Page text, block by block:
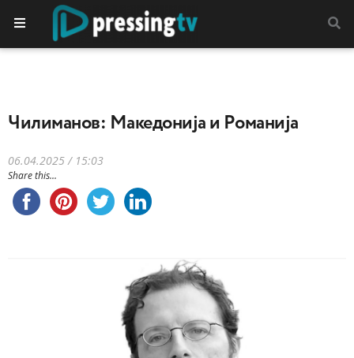
Чилиманов: Македонија и Романија
06.04.2025 / 15:03
Share this...